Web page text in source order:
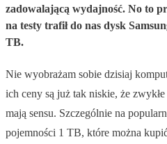
zadowalającą wydajność. No to
na testy trafił do nas dysk
TB.
Nie wyobrażam sobie dzisiaj
ich ceny są już tak niskie, że
mają sensu. Szczególnie na
pojemności 1 TB, które można